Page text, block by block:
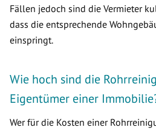
Fällen jedoch sind die Vermieter
dass die entsprechende
einspringt.
Wie hoch sind die
Eigentümer einer
Wer für die Kosten einer